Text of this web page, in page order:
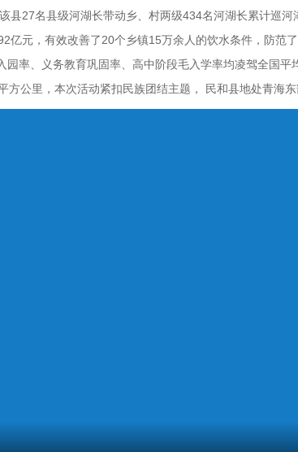
县27名县级河湖长带动乡、村两级434名河湖长累计巡河
亿元，有效改善了20个乡镇15万余人的饮水条件，防范
园率、义务教育巩固率、高中阶段毛入学率均凌驾全国
公里，本次活动紧扣民族团结主题， 民和县地处青海东